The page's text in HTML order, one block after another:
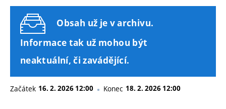
Obsah už je v archivu.
Informace tak už mohou být
neaktuální, či zavádějící.
Začátek 16. 2. 2026 12:00 Konec 18. 2. 2026 12:00